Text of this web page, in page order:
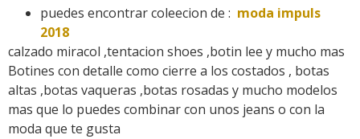
puedes encontrar coleecion de : moda impuls
2018
calzado miracol ,tentacion shoes ,botin lee y mucho mas
Botines con detalle como cierre a los costados , botas
altas ,botas vaqueras ,botas rosadas y mucho modelos
mas que lo puedes combinar con unos jeans o con la
moda que te gusta